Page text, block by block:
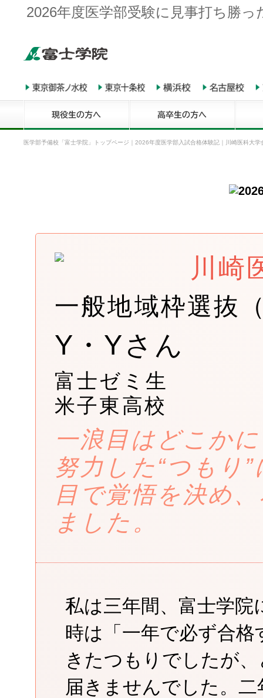
2026年度医学部受験に見事打ち勝
医学部予備校「富士学院」トップページ 2026年度医学部入試合格体験記 川崎医科大
川崎
一般地域枠選抜
Y・Yさん
富士ゼミ生
米子東高校
一浪目はどこか
努力した“つもり
目で覚悟を決め
ました。
私は三年間、富士学
時は「一年で必ず合
きたつもりでしたが
届きませんでした。二